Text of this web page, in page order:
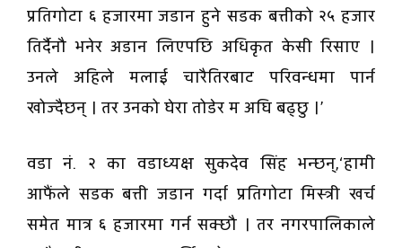
प्रतिगोटा ६ हजारमा जडान हुने सडक बत्तीको २५ हजार
तिर्दैनौ भनेर अडान लिएपछि अधिकृत केसी रिसाए ।
उनले अहिले मलाई चारैतिरबाट परिवन्धमा पार्न
खोज्दैछन् । तर उनको घेरा तोडेर म अघि बढ्छु ।’
वडा नं. २ का वडाध्यक्ष सुकदेव सिंह भन्छन्,‘हामी
आफैंले सडक बत्ती जडान गर्दा प्रतिगोटा मिस्त्री खर्च
समेत मात्र ६ हजारमा गर्न सक्छौ । तर नगरपालिकाले